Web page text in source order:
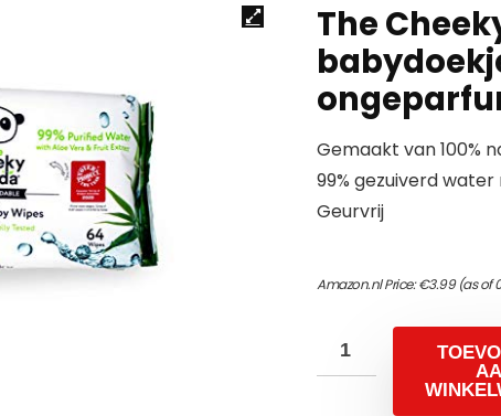
The
Gemaakt van 100%
99% gezuiverd
Geurvrij
Amazon.nl Price:€3.99(as of